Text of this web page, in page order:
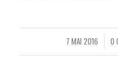
7 MAI 2016
/ 0